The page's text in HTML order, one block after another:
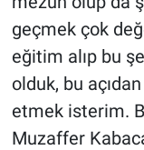
geçmek çok
eğitim alıp bu
olduk, bu
etmek isterim.
Muzaffer